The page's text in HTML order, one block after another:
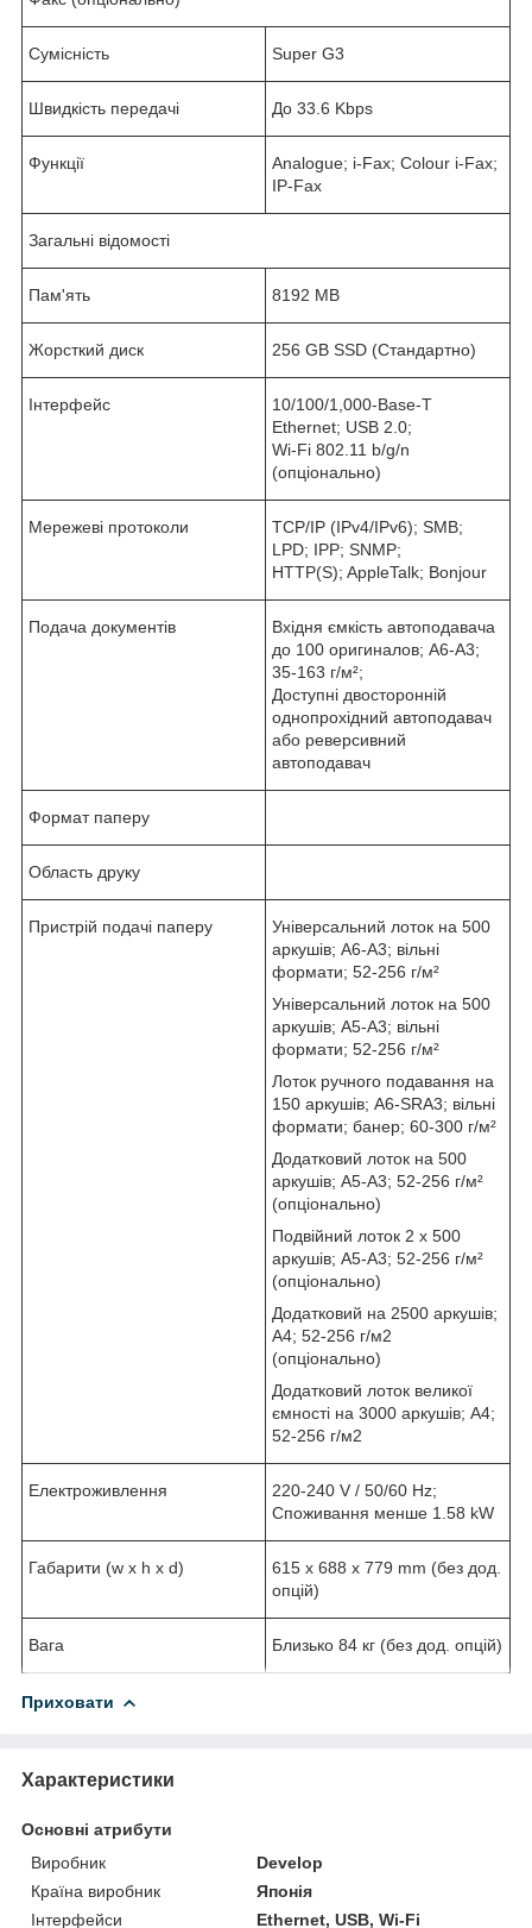
Сумісність Super G3
Швидкість передачі До 33.6 Kbps
Функції
Analogue; i-Fax; Colour i-Fax;
IP-Fax
Загальні відомості
Пам'ять 8192 MB
Жорсткий диск 256 GB SSD (Стандартно)
Інтерфейс
10/100/1,000-Base-T
Ethernet; USB 2.0;
Wi-Fi 802.11 b/g/n
(опціонально)
Мережеві протоколи
TCP/IP (IPv4/IPv6); SMB;
LPD; IPP; SNMP;
HTTP(S); AppleTalk; Bonjour
Подача документів
Вхідня ємкість автоподавача
до 100 оригиналов; A6-A3;
35-163 г/м²;
Доступні двосторонній
однопрохідний автоподавач
або реверсивний
автоподавач
Формат паперу
Область друку
Пристрій подачі паперу
Універсальний лоток на 500
аркушів; A6-A3; вільні
формати; 52-256 г/м²
Універсальний лоток на 500
аркушів; A5-A3; вільні
формати; 52-256 г/м²
Лоток ручного подавання на
150 аркушів; A6-SRA3; вільні
формати; банер; 60-300 г/м²
Додатковий лоток на 500
аркушів; A5-A3; 52-256 г/м²
(опціонально)
Подвійний лоток 2 x 500
аркушів; A5-A3; 52-256 г/м²
(опціонально)
Додатковий на 2500 аркушів;
A4; 52-256 г/м2
(опціонально)
Додатковий лоток великої
ємності на 3000 аркушів; A4;
52-256 г/м2
Електроживлення
220-240 V / 50/60 Hz;
Споживання менше 1.58 kW
Габарити (w x h x d)
615 x 688 x 779 mm (без дод.
опцій)
Вага Близько 84 кг (без дод. опцій)
Приховати
Характеристики
Основні атрибути
Виробник
Develop
Країна виробник
Японія
Інтерфейси
Ethernet, USB, Wi-Fi